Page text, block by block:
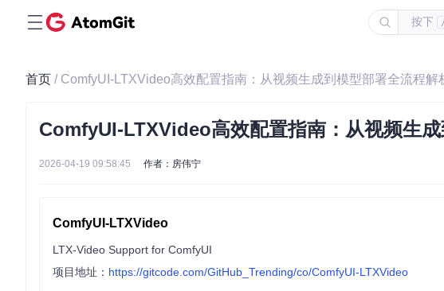
按下
首页 / ComfyUI-LTXVideo高效配置指南：从视频生成到模型部署全流程解
ComfyUI-LTXVideo高效配置指南：从视频生
2026-04-19 09:58:45 作者：房伟宁
ComfyUI-LTXVideo
LTX-Video Support for ComfyUI
项目地址： https://gitcode.com/GitHub_Trending/co/ComfyUI-LTXVideo